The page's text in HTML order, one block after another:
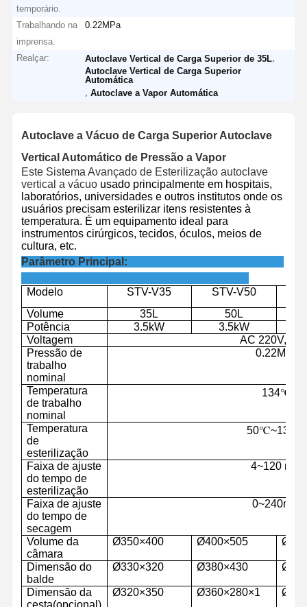
Início Produtos Vídeos Sobre Nós
temporário.
Trabalhando na
imprensa.
0.22MPa
Realçar: Autoclave Vertical de Carga Superior de 35L
Autoclave Vertical de Carga Superior
Automática
Autoclave a Vapor Automática
Autoclave a Vácuo de Carga Superior Autoclave
Vertical Automático de Pressão a Vapor
Este Sistema Avançado de Esterilização autoclave
vertical a vácuo usado principalmente em hospitais,
laboratórios, universidades e outros institutos onde os
usuários precisam esterilizar itens resistentes à
temperatura. É um equipamento ideal para
instrumentos cirúrgicos, tecidos, óculos, meios de
cultura, etc.
Parâmetro Principal:
Modelo STV-V35 STV-V50
Volume
35L
50L
Potência
3.5kW 3.5kW
Voltagem
AC 220V,
Pressão de
trabalho
nominal
0.22Mpa
Temperatura
de trabalho
nominal
134℃
Temperatura
de
esterilização
50℃~134
Faixa de ajuste
do tempo de
esterilização
4~120 min
Faixa de ajuste
do tempo de
secagem
0~240min
Volume da
câmara
Ø350×400 Ø400×505
Dimensão do
balde
Ø330×320 Ø380×430
Dimensão da
cesta(opcional)
Ø320×350 Ø360×280×1